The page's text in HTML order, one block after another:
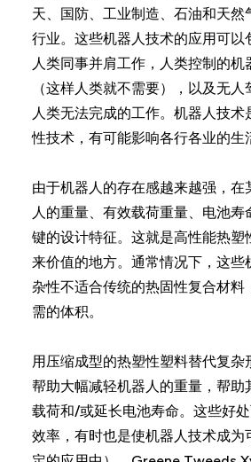
天、国防、工业制造、石油和天然
行业。这些机器人技术的应用可以
人类同事并肩工作，人类控制的机
（这样人类就不需要），以及无
人类无法完成的工作。机器人技术
性技术，有可能影响各行各业的生
由于机器人的存在感越来越强，在
人的重量、有效载荷重量、电池寿
键的设计特征。这就是高性能热塑
来价值的地方。通常情况下，这些
杂性不适合传统的热固性复合材料
需的体积。
用压缩成型的热塑性塑料替代复杂
帮助大幅减轻机器人的重量，帮助
载荷和/或延长电池寿命。这些好
效率，有时也是使机器人技术成为